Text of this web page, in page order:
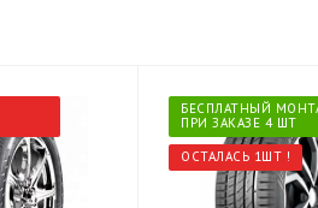
БЕСПЛАТНЫЙ
ПРИ ЗАКАЗЕ 4 ШТ
ОСТАЛАСЬ 1ШТ !